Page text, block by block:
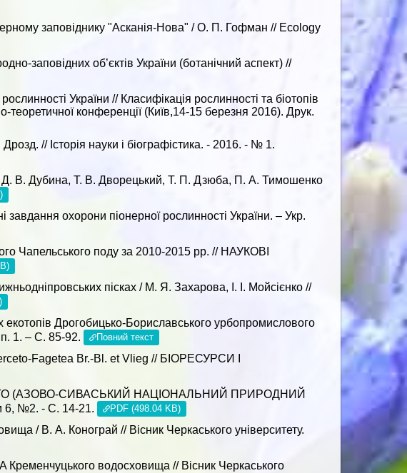
заповіднику "Асканія-Нова" / О. П. Гофман // Ecology
заповідних об’єктів України (ботанічний аспект) //
України // Класифікація рослинності та біотопів
теоретичної конференції (Київ,14-15 березня 2016). Друк.
// Історія науки і біографістика. - 2016. - № 1.
/ Д. В. Дубина, Т. В. Дворецький, Т. П. Дзюба, П. А. Тимошенко
охорони піонерної рослинності України. – Укр.
Чапельського поду за 2010-2015 рр. // НАУКОВІ
пісках / М. Я. Захарова, І. І. Мойсієнко //
Дрогобицько-Бориславського урбопромислового
1. – C. 85-92.
Повний текст
Fagetea Br.-Bl. et Vlieg // БІОРЕСУРСИ І
(АЗОВО-СИВАСЬКИЙ НАЦІОНАЛЬНИЙ ПРИРОДНИЙ
6, №2. - С. 14-21.
PDF (498.04 KB)
/ В. А. Конограй // Вісник Черкаського університету.
водосховища // Вісник Черкаського